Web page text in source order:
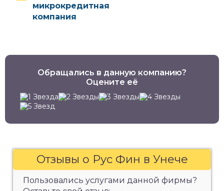
микрокредитная
компания
Обращались в данную компанию?
Оцените её
Отзывы о Рус Фин в Унече
Пользовались услугами данной фирмы?